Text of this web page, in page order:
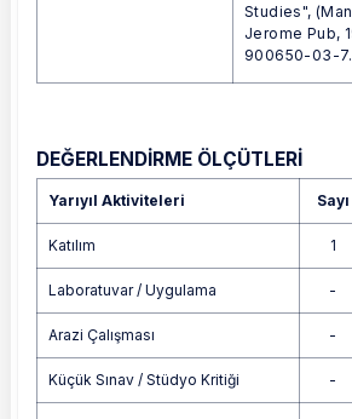
Studies",
Jerome Pub,
900650-03-7.
DEĞERLENDİRME ÖLÇÜTLERİ
Yarıyıl Aktiviteleri Sayı
Katılım 1
Laboratuvar / Uygulama -
Arazi Çalışması -
Küçük Sınav / Stüdyo Kritiği -